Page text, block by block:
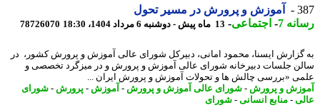
آموزش و پرورش در مسیر تحول
7
-اجتماعی-13 ماه پیش - دوشنبه 6 مرداد 1404، 18:30 78726070
ایسنا، محمود امانی، دبیرکل شورای عالی آموزش و پرورش کشور، در
جلسات دبیرخانه شورای عالی آموزش و پرورش و در میزگرد تخصصی و
«بررسی چالش ها و تحولات آموزش و پرورش ایران ...
و پرورش-شورای عالی آموزش و پرورش-آموزش-پرورش-شورای
-منابع انسانی-شورای